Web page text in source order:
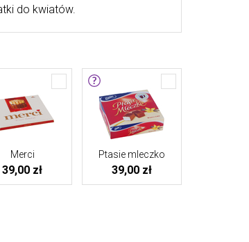
do kwiatów.
Merci
39,00 zł
Ptasie mleczko
39,00 zł